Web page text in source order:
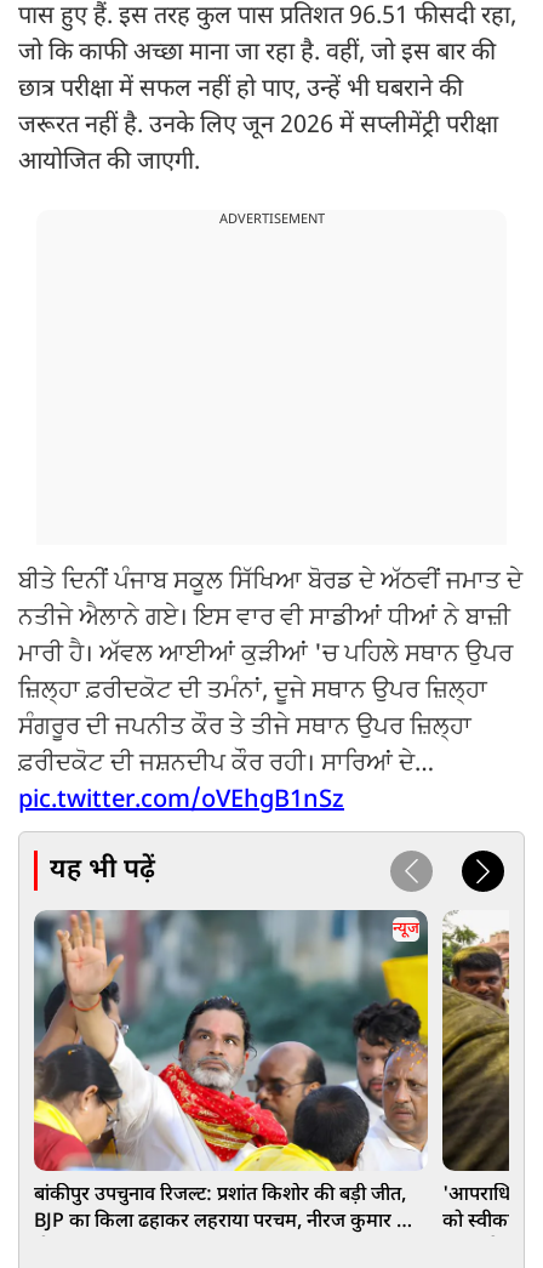
पास हुए हैं. इस तरह कुल पास प्रतिशत 96.51 फीसदी रहा,
जो कि काफी अच्छा माना जा रहा है. वहीं, जो इस बार की
छात्र परीक्षा में सफल नहीं हो पाए, उन्हें भी घबराने की
जरूरत नहीं है. उनके लिए जून 2026 में सप्लीमेंट्री परीक्षा
आयोजित की जाएगी.
ADVERTISEMENT
ਬੀਤੇ ਦਿਨੀਂ ਪੰਜਾਬ ਸਕੂਲ ਸਿੱਖਿਆ ਬੋਰਡ ਦੇ ਅੱਠਵੀਂ ਜਮਾਤ ਦੇ
ਨਤੀਜੇ ਐਲਾਨੇ ਗਏ। ਇਸ ਵਾਰ ਵੀ ਸਾਡੀਆਂ ਧੀਆਂ ਨੇ ਬਾਜ਼ੀ
ਮਾਰੀ ਹੈ। ਅੱਵਲ ਆਈਆਂ ਕੁੜੀਆਂ 'ਚ ਪਹਿਲੇ ਸਥਾਨ ਉਪਰ
ਜ਼ਿਲ੍ਹਾ ਫ਼ਰੀਦਕੋਟ ਦੀ ਤਮੰਨਾਂ, ਦੂਜੇ ਸਥਾਨ ਉਪਰ ਜ਼ਿਲ੍ਹਾ
ਸੰਗਰੂਰ ਦੀ ਜਪਨੀਤ ਕੌਰ ਤੇ ਤੀਜੇ ਸਥਾਨ ਉਪਰ ਜ਼ਿਲ੍ਹਾ
ਫ਼ਰੀਦਕੋਟ ਦੀ ਜਸ਼ਨਦੀਪ ਕੌਰ ਰਹੀ। ਸਾਰਿਆਂ ਦੇ…
pic.twitter.com/oVEhgB1nSz
यह भी पढ़ें
न्यूज
बांकीपुर उपचुनाव रिजल्ट: प्रशांत किशोर की बड़ी जीत,
BJP का किला ढहाकर लहराया परचम, नीरज कुमार को
'आपराधिक
को स्वीकार